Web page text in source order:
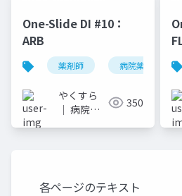
One-Slide DI #10：
ARB
薬剤師 病院薬剤師
やくすら
｜ 病院薬
350
各ページのテキスト